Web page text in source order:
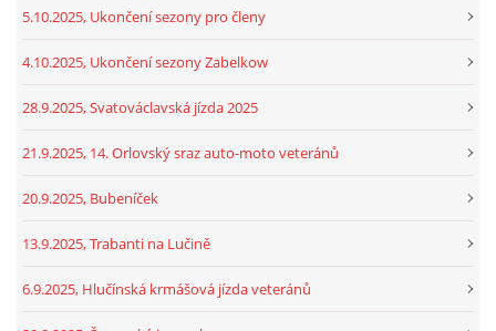
5.10.2025, Ukončení sezony pro členy
4.10.2025, Ukončení sezony Zabelkow
28.9.2025, Svatováclavská jízda 2025
21.9.2025, 14. Orlovský sraz auto-moto veteránů
20.9.2025, Bubeníček
13.9.2025, Trabanti na Lučině
6.9.2025, Hlučínská krmášová jízda veteránů